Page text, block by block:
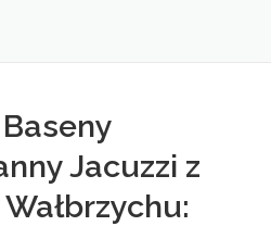
Jacuzzi z